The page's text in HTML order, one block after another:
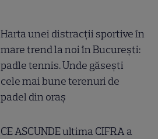
Harta unei distracții sportive în
mare trend la noi în București:
padle tennis. Unde găsești
cele mai bune terenuri de
padel din oraș
CE ASCUNDE ultima CIFRA a